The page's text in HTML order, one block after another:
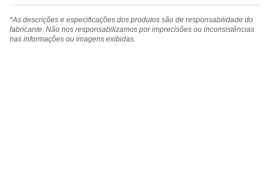
*As descrições e especificações dos produtos são de responsabilidade do
fabricante. Não nos responsabilizamos por imprecisões ou inconsistências
nas informações ou imagens exibidas.